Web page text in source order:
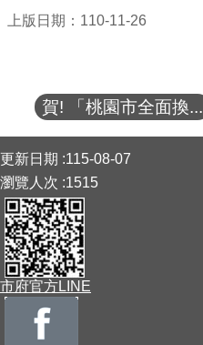
上版日期：110-11-26
賀! 「桃園市全面換...
更新日期
115-08-07
瀏覽人次 1515
市府官方LINE